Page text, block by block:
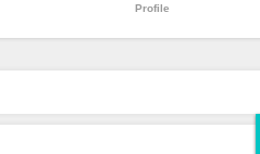
Profile